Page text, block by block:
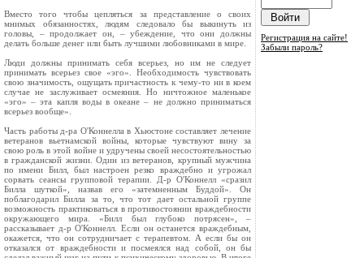
Вместо того чтобы цепляться за представление о своих
мнимых обязанностях, людям следовало бы выкинуть из
головы, – продолжает он, – убеждение, что они должны
делать больше денег или быть лучшими любовниками в мире.
Люди должны принимать себя всерьез, но им не следует
принимать всерьез свое «эго». Необходимость чувствовать
свою значимость, ощущать причастность к чему-то ни в коем
случае не заслуживает осмеяния. Но ничтожное маленькое
«эго» – эта капля воды в океане – не должно приниматься
всерьез вообще».
Часть работы д-ра О'Коннелла в Хьюстоне составляет лечение
ветеранов вьетнамской войны, которые чувствуют вину за
свою роль в этой войне и удручены своей несостоятельностью
в гражданской жизни. Один из ветеранов, крупный мужчина
по имени Билл, был настроен резко враждебно и угрожал
сорвать сеансы групповой терапии. Д-р О'Коннелл «сразил
Билла шуткой», назвав его «затемненным Буддой». Он
поблагодарил Билла за то, что тот дает остальной группе
возможность практиковаться в противостоянии враждебности
окружающего мира. «Билл был глубоко потрясен», –
рассказывает д-р О'Коннелл. Если он останется враждебным,
окажется, что он сотрудничает с терапевтом. А если бы он
отказался от враждебности и посмеялся над собой, он бы
Регистрация на сайте!
Забыли пароль?